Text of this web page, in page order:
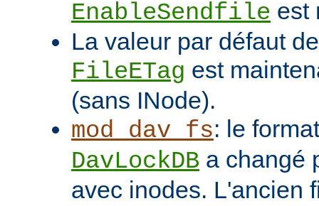
EnableSendfile est
La valeur par défaut
FileETag est
(sans INode).
mod_dav_fs: le
DavLockDB a changé
avec inodes. L'ancien